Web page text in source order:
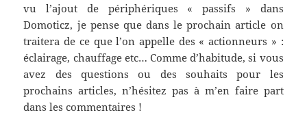
vu l’ajout de périphériques « passifs » dans
Domoticz, je pense que dans le prochain article on
traitera de ce que l’on appelle des « actionneurs » :
éclairage, chauffage etc… Comme d’habitude, si vous
avez des questions ou des souhaits pour les
prochains articles, n’hésitez pas à m’en faire part
dans les commentaires !